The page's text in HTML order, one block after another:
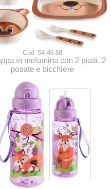
Cod. 54.46.58
in melamina con 2 piatti, 2
posate e bicchiere